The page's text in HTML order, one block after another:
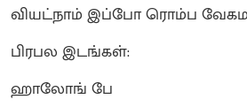
வியட்நாம் இப்போ ரொம்ப வேகமா
பிரபல இடங்கள்:
ஹாலோங் பே